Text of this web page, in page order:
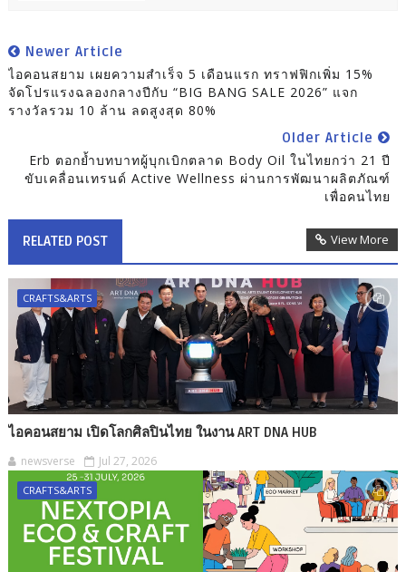
Newer Article
ไอคอนสยาม เผยความสำเร็จ 5 เดือนแรก ทราฟฟิกเพิ่ม 15%
จัดโปรแรงฉลองกลางปีกับ “BIG BANG SALE 2026” แจก
รางวัลรวม 10 ล้าน ลดสูงสุด 80%
Older Article
Erb ตอกย้ำบทบาทผู้บุกเบิกตลาด Body Oil ในไทยกว่า 21 ปี
ขับเคลื่อนเทรนด์ Active Wellness ผ่านการพัฒนาผลิตภัณฑ์
เพื่อคนไทย
RELATED POST View More
CRAFTS&ARTS
ไอคอนสยาม เปิดโลกศิลปินไทย ในงาน ART DNA HUB
newsverse Jul 27, 2026
CRAFTS&ARTS